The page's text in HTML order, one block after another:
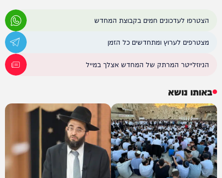
הצטרפו לעדכונים חמים בקבוצת המחדש
מצטרפים לערוץ ומתחדשים כל הזמן
הניוזלייטר המרתק של המחדש אצלך במייל
באותו נושא